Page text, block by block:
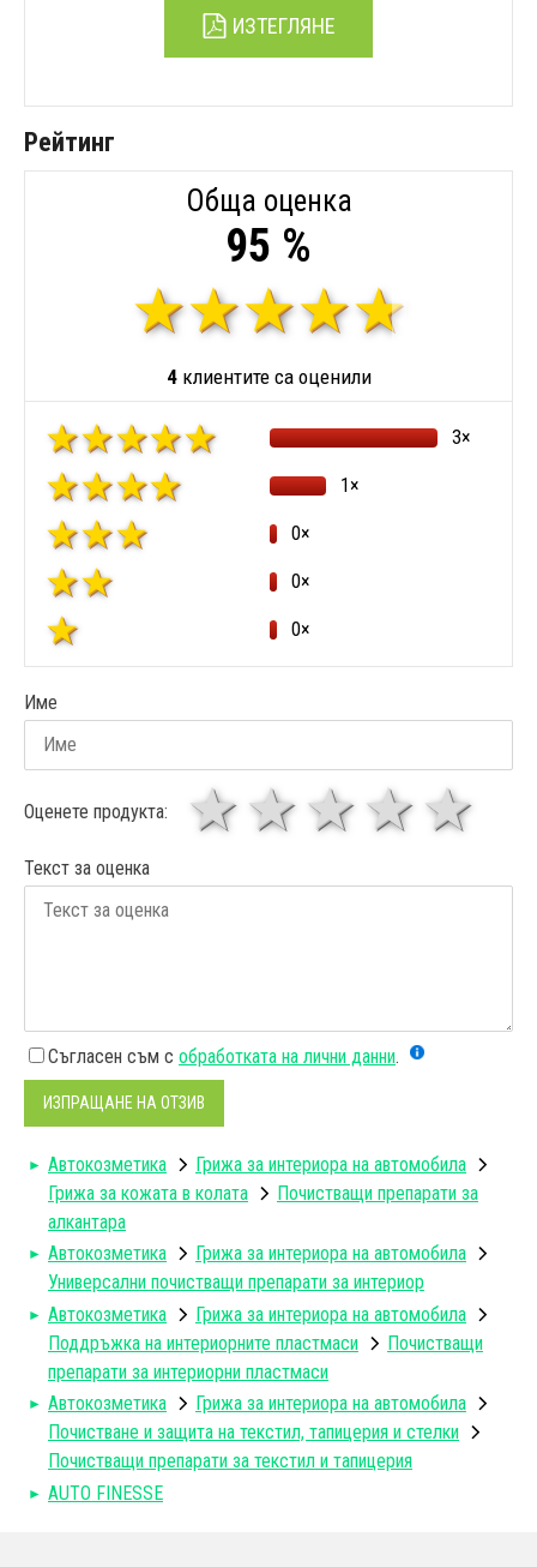
ИЗТЕГЛЯНЕ
Рейтинг
Обща оценка
95 %
4клиентите са оценили
3×
1×
0×
0×
0×
Име
Оценете продукта: 4
3
звезди
1 звезда
Текст за оценка
Съгласен съм с обработката на лични данни.
ИЗПРАЩАНЕ НА ОТЗИВ
Автокозметика
Грижа за интериора на автомобила
Грижа за кожата в колата
Почистващи препарати за
алкантара
Автокозметика
Грижа за интериора на автомобила
Универсални почистващи препарати за интериор
Автокозметика
Грижа за интериора на автомобила
Поддръжка на интериорните пластмаси
Почистващи
препарати за интериорни пластмаси
Автокозметика
Грижа за интериора на автомобила
Почистване и защита на текстил, тапицерия и стелки
Почистващи препарати за текстил и тапицерия
AUTO FINESSE